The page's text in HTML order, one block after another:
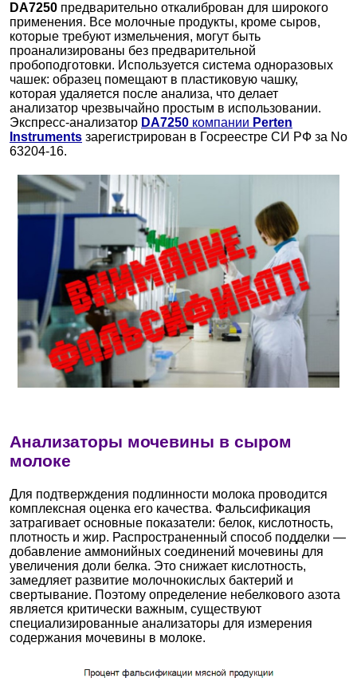
DA7250 предварительно откалиброван для широкого
применения. Все молочные продукты, кроме сыров,
которые требуют измельчения, могут быть
проанализированы без предварительной
пробоподготовки. Используется система одноразовых
чашек: образец помещают в пластиковую чашку,
которая удаляется после анализа, что делает
анализатор чрезвычайно простым в использовании.
Экспресс-анализатор DA7250 компании Perten
Instruments зарегистрирован в Госреестре CИ РФ за No
63204-16.
Анализаторы мочевины в сыром
молоке
Для подтверждения подлинности молока проводится
комплексная оценка его качества. Фальсификация
затрагивает основные показатели: белок, кислотность,
плотность и жир. Распространенный способ подделки —
добавление аммонийных соединений мочевины для
увеличения доли белка. Это снижает кислотность,
замедляет развитие молочнокислых бактерий и
свертывание. Поэтому определение небелкового азота
является критически важным, существуют
специализированные анализаторы для измерения
содержания мочевины в молоке.